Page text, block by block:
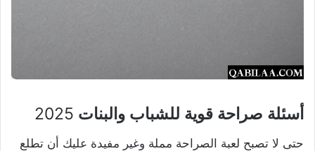
أسئلة صراحة قوية للشباب والبنات
حتى لا تصبح لعبة الصراحة مملة وغير مفيدة عليك أن تطلع